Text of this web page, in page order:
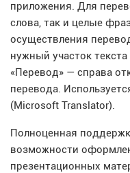
приложения. Для
слова, так и целые
осуществления
нужный участок
«Перевод» — справа
перевода.
(Microsoft Translator).
Полноценная
возможности
презентационных